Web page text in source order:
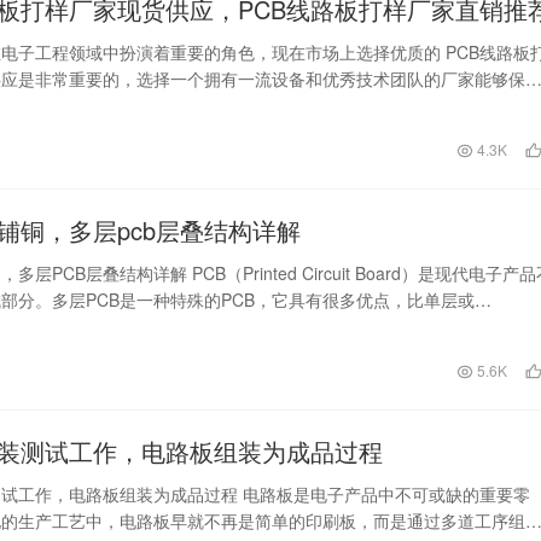
打样厂家现货供应，PCB线路板打样厂家直销推
子工程领域中扮演着重要的角色，现在市场上选择优质的 PCB线路板
是非常重要的，选择一个拥有一流设备和优秀技术团队的厂家能够保证
4.3K
铜，多层pcb层叠结构详解
多层PCB层叠结构详解 PCB（Printed Circuit Board）是现代电子产品
分。多层PCB是一种特殊的PCB，它具有很多优点，比单层或…
5.6K
测试工作，电路板组装为成品过程
工作，电路板组装为成品过程 电路板是电子产品中不可或缺的重要零
生产工艺中，电路板早就不再是简单的印刷板，而是通过多道工序组合